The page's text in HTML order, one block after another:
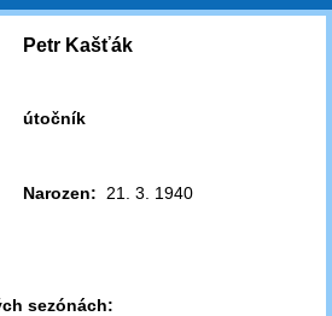
Petr Kašťák
útočník
Narozen: 21. 3. 1940
sezónách: